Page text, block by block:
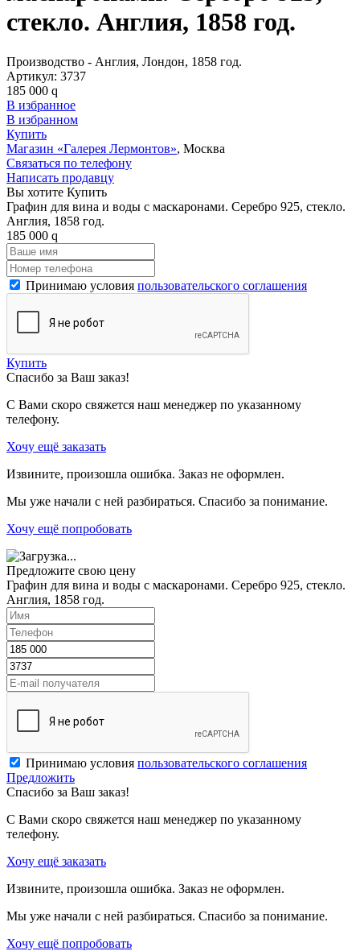
стекло. Англия, 1858 год.
Производство - Англия, Лондон, 1858 год.
Артикул: 3737
185 000 q
В избранное
В избранном
Купить
Магазин «Галерея Лермонтов», Москва
Связаться по телефону
Написать продавцу
Вы хотите Купить
Графин для вина и воды с маскаронами. Серебро 925, стекло.
Англия, 1858 год.
185 000 q
Принимаю условия пользовательского соглашения
Купить
Спасибо за Ваш заказ!
С Вами скоро свяжется наш менеджер по указанному
телефону.
Хочу ещё заказать
Извините, произошла ошибка. Заказ не оформлен.
Мы уже начали с ней разбираться. Спасибо за понимание.
Хочу ещё попробовать
Предложите свою цену
Графин для вина и воды с маскаронами. Серебро 925, стекло.
Англия, 1858 год.
Принимаю условия пользовательского соглашения
Предложить
Спасибо за Ваш заказ!
С Вами скоро свяжется наш менеджер по указанному
телефону.
Хочу ещё заказать
Извините, произошла ошибка. Заказ не оформлен.
Мы уже начали с ней разбираться. Спасибо за понимание.
Хочу ещё попробовать